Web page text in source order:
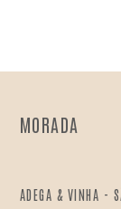
MORADA
ADEGA & VINHA -